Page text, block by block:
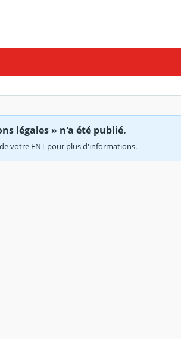
légales » n'a été publié.
votre ENT pour plus d'informations.